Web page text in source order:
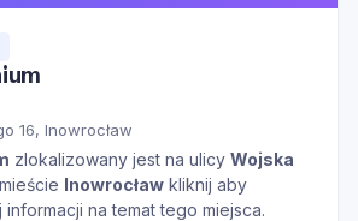
16, Inowrocław
zlokalizowany jest na ulicy Wojska
Inowrocław kliknij aby
na temat tego miejsca.